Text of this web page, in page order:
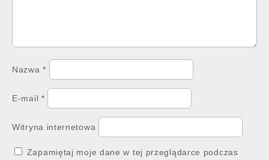
Nazwa*
E-mail *
Witryna internetowa
Zapamiętaj moje dane w tej przeglądarce podczas